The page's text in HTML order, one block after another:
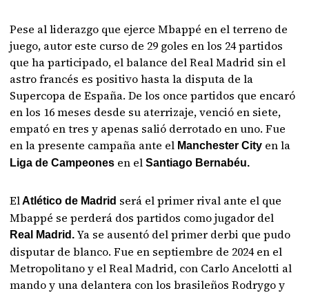
Pese al liderazgo que ejerce Mbappé en el terreno de
juego, autor este curso de 29 goles en los 24 partidos
que ha participado, el balance del Real Madrid sin el
astro francés es positivo hasta la disputa de la
Supercopa de España. De los once partidos que encaró
en los 16 meses desde su aterrizaje, venció en siete,
empató en tres y apenas salió derrotado en uno. Fue
en la presente campaña ante el Manchester City en la
Liga de Campeones en elSantiago Bernabéu.
ElAtlético de Madrid será el primer rival ante el que
Mbappé se perderá dos partidos como jugador del
Real Madrid.Ya se ausentó del primer derbi que pudo
disputar de blanco. Fue en septiembre de 2024 en el
Metropolitano y el Real Madrid, con Carlo Ancelotti al
mando y una delantera con los brasileños Rodrygo y